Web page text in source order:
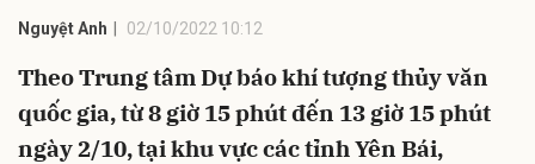
Nguyệt Anh 02/10/2022 10:12
Theo Trung tâm Dự báo khí tượng thủy văn
quốc gia, từ 8 giờ 15 phút đến 13 giờ 15 phút
ngày 2/10, tại khu vực các tỉnh Yên Bái,